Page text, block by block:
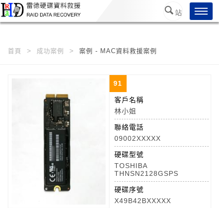
/**/
站
內搜
首頁 成功案例 案例 - MAC資料救援案例
91
客戶名稱
林小姐
聯絡電話
09002XXXXX
硬碟型號
TOSHIBA
THNSN2128GSPS
硬碟序號
X49B42BXXXXX